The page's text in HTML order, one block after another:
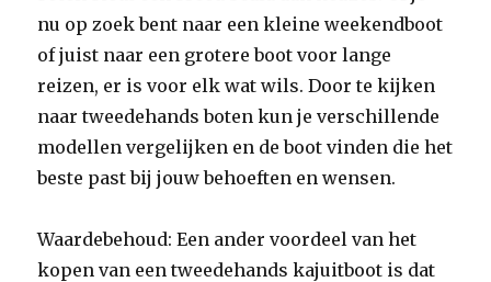
nu op zoek bent naar een kleine weekendboot
of juist naar een grotere boot voor lange
reizen, er is voor elk wat wils. Door te kijken
naar tweedehands boten kun je verschillende
modellen vergelijken en de boot vinden die het
beste past bij jouw behoeften en wensen.
Waardebehoud: Een ander voordeel van het
kopen van een tweedehands kajuitboot is dat